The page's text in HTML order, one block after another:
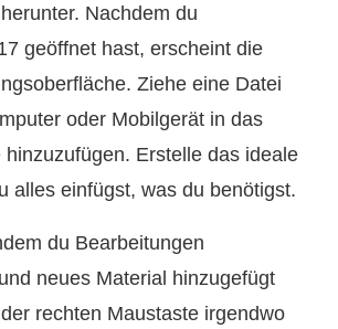
Nachdem du
geöffnet hast, erscheint die
Ziehe eine Datei
oder Mobilgerät in das
hinzuzufügen. Erstelle das ideale
alles einfügst, was du benötigst.
du Bearbeitungen
neues Material hinzugefügt
rechten Maustaste irgendwo